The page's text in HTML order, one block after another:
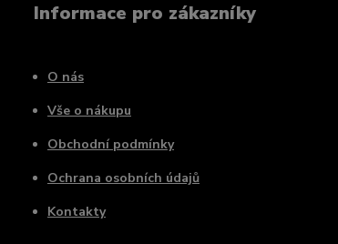
Informace pro zákazníky
O nás
Vše o nákupu
Obchodní podmínky
Ochrana osobních údajů
Kontakty